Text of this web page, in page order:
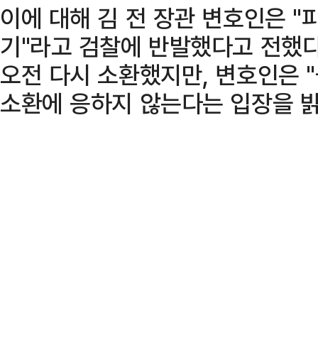
이에 대해 김 전 장관 변호인은 "
기"라고 검찰에 반발했다고 전했
오전 다시 소환했지만, 변호인은
소환에 응하지 않는다는 입장을